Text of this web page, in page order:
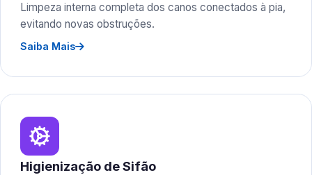
Limpeza interna completa dos canos conectados à pia,
evitando novas obstruções.
Saiba Mais
Higienização de Sifão